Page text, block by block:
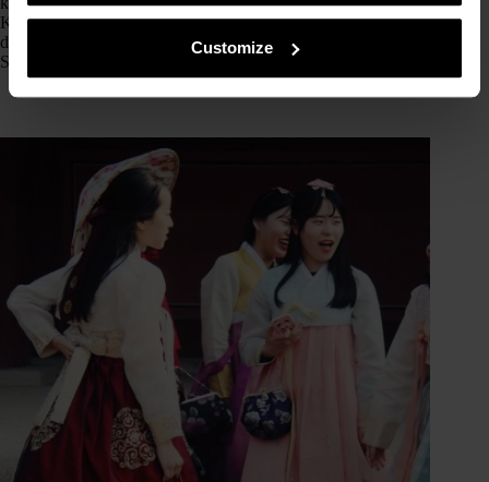
Customize
Koreanisch bedeutet „Aprikose“ und gibt uns einen Hinweis
darauf, wie ihre Illustrationen aussehen: warm, süß und zart.
Sie hat für euch alle eine ganz besondere…